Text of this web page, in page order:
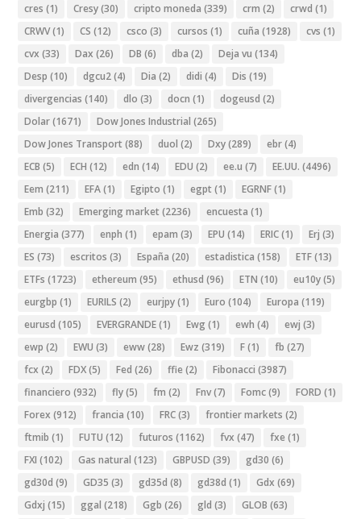
cres (1) Cresy(30) cripto moneda (339) crm (2) crwd (1)
CRWV(1) CS (12) csco (3) cursos (1) cuña (1928) cvs (1)
cvx (33) Dax (26) DB (6) dba (2) Deja vu (134)
Desp (10) dgcu2(4) Dia (2) didi (4) Dis (19)
divergencias (140) dlo (3) docn (1) dogeusd (2)
Dolar(1671) Dow Jones Industrial (265)
Dow Jones Transport (88) duol (2) Dxy(289) ebr(4)
ECB (5) ECH (12) edn (14) EDU (2) ee.u (7) EE.UU. (4496)
Eem (211) EFA(1) Egipto (1) egpt (1) EGRNF(1)
Emb (32) Emerging market (2236) encuesta (1)
Energia (377) enph (1) epam (3) EPU (14) ERIC(1) Erj (3)
ES (73) escritos (3) España (20) estadistica (158) ETF(13)
ETFs (1723) ethereum (95) ethusd (96) ETN (10) eu10y(5)
eurgbp (1) EURILS (2) eurjpy(1) Euro (104) Europa (119)
eurusd (105) EVERGRANDE(1) Ewg (1) ewh (4) ewj (3)
ewp (2) EWU (3) eww(28) Ewz (319) F(1) fb (27)
fcx (2) FDX(5) Fed (26) ffie (2) Fibonacci (3987)
financiero (932) fly(5) fm (2) Fnv(7) Fomc(9) FORD (1)
Forex (912) francia (10) FRC(3) frontier markets (2)
ftmib (1) FUTU (12) futuros (1162) fvx (47) fxe (1)
FXI (102) Gas natural (123) GBPUSD (39) gd30 (6)
gd30d (9) GD35 (3) gd35d (8) gd38d (1) Gdx (69)
Gdxj (15) ggal (218) Ggb (26) gld (3) GLOB (63)